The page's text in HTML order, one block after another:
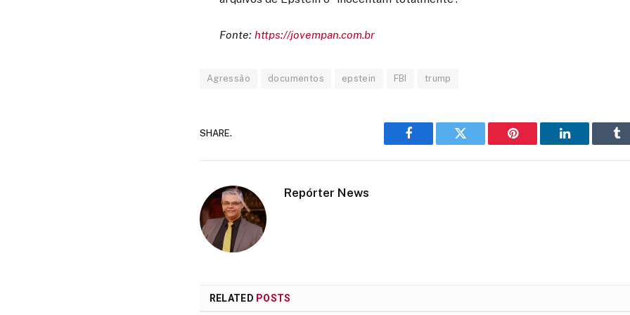
Fonte: https://jovempan.com.br
Agressão documentos epstein FBI trump
SHARE.
Facebook Twitter Pinterest LinkedIn
Repórter News
RELATED POSTS